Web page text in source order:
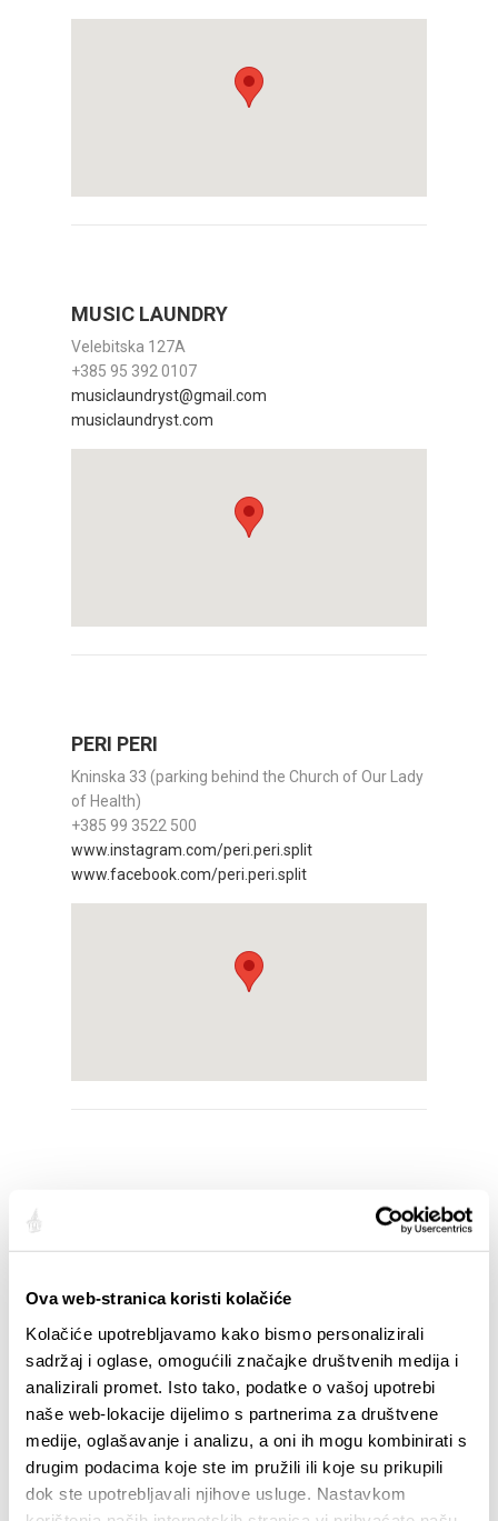
Ova web-stranica koristi kolačiće
Kolačiće upotrebljavamo kako bismo personalizirali
sadržaj i oglase, omogućili značajke društvenih medija i
analizirali promet. Isto tako, podatke o vašoj upotrebi
naše web-lokacije dijelimo s partnerima za društvene
medije, oglašavanje i analizu, a oni ih mogu kombinirati s
drugim podacima koje ste im pružili ili koje su prikupili
dok ste upotrebljavali njihove usluge. Nastavkom
MUSIC LAUNDRY
Velebitska 127A
+385 95 392 0107
musiclaundryst@gmail.com
musiclaundryst.com
PERI PERI
Kninska 33 (parking behind the Church of Our Lady
of Health)
+385 99 3522 500
www.instagram.com/peri.peri.split
www.facebook.com/peri.peri.split
+385 (0)91 609 9480